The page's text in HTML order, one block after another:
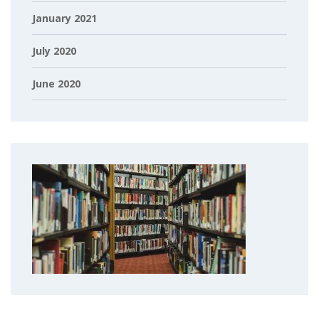
January 2021
July 2020
June 2020